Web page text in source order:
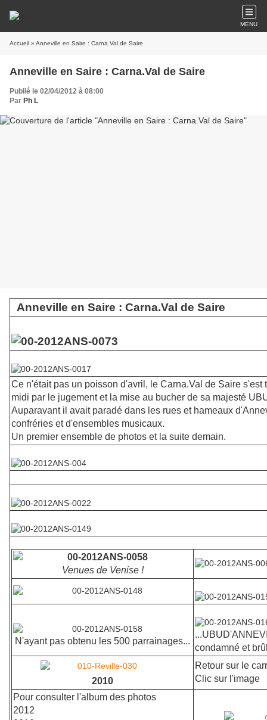
MENU
Accueil » Anneville en Saire : Carna.Val de Saire
Anneville en Saire : Carna.Val de Saire
Publié le 02/04/2012 à 08:00
Par Ph L
Anneville en Saire : Carna.Val de Saire
Ce n'était pas un poisson d'avril, le Carna.Val de Saire s'est
midi par le jugement et la mise au bucher de sa majesté
Auparavant il avait paradé dans les rues et hameaux
confréries et d'ensembles musicaux.
Un premier ensemble de photos et la suite demain.
Venues de Venise !
N'ayant pas obtenu les 500 parrainages...
condamné et
2010
Retour sur le
Clic sur l'image
Pour consulter l'album des photos
2012